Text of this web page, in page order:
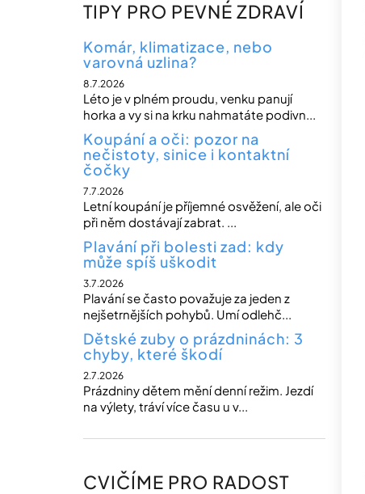
TIPY PRO PEVNÉ ZDRAVÍ
Komár, klimatizace, nebo
varovná uzlina?
8.7.2026
Léto je v plném proudu, venku panují
horka a vy si na krku nahmatáte podivn...
Koupání a oči: pozor na
nečistoty, sinice i kontaktní
čočky
7.7.2026
Letní koupání je příjemné osvěžení, ale oči
při něm dostávají zabrat. ...
Plavání při bolesti zad: kdy
může spíš uškodit
3.7.2026
Plavání se často považuje za jeden z
nejšetrnějších pohybů. Umí odlehč...
Dětské zuby o prázdninách: 3
chyby, které škodí
2.7.2026
Prázdniny dětem mění denní režim. Jezdí
na výlety, tráví více času u v...
CVIČÍME PRO RADOST